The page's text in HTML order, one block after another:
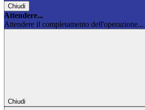
Chiudi
Attendere...
Attendere il completamento dell'operazione...
Chiudi